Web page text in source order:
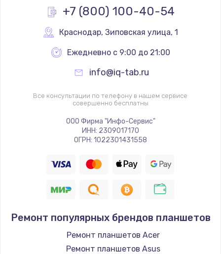
Заказать
Замена системы охлаждения
от 990 руб.
Заказать
+7 (800) 100-40-54
Краснодар, Зиповская улица, 1
Ежедневно с 9:00 до 21:00
info@iq-tab.ru
Все консультации по телефону в нашем сервисе
совершенно бесплатны
ООО Фирма "Инфо-Сервис"
ИНН: 2309017170
ОГРН: 1022301431558
Ремонт популярных брендов планшетов
Ремонт планшетов Acer
Ремонт планшетов Asus